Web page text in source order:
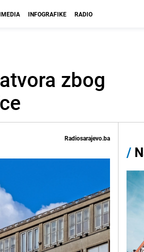
INFOGRAFIKE RADIO
zbog
Radiosarajevo.ba
/